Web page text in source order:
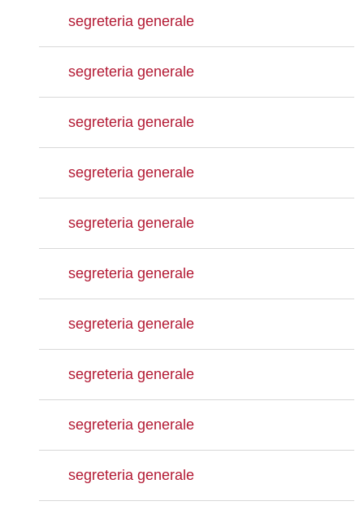
segreteria generale
segreteria generale
segreteria generale
segreteria generale
segreteria generale
segreteria generale
segreteria generale
segreteria generale
segreteria generale
segreteria generale